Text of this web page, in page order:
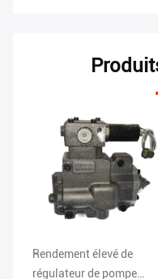
Rendement élevé de
régulateur de pompe